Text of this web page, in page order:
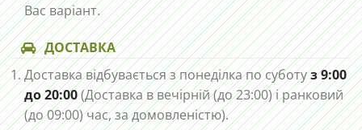
Вас варіант.
ДОСТАВКА
Доставка відбувається з понеділка по суботуз 9:00
до 20:00(Доставка в вечірній (до 23:00) і ранковий
(до 09:00) час, за домовленістю).